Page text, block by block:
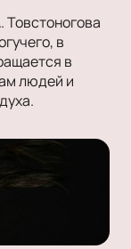
Товстоногова
в
в
людей и